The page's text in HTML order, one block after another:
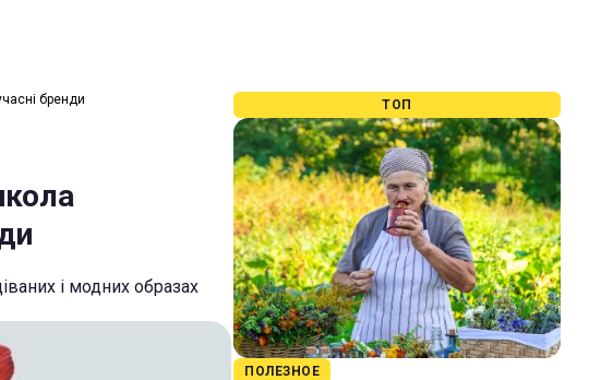
бренди
і модних образах
ТОП
ПОЛЕЗНОЕ